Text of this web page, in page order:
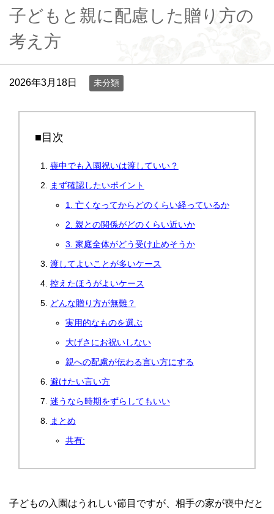
子どもと親に配慮した贈り方の
考え方
2026年3月18日 未分類
■目次
喪中でも入園祝いは渡していい？
まず確認したいポイント
1. 亡くなってからどのくらい経っているか
2. 親との関係がどのくらい近いか
3. 家庭全体がどう受け止めそうか
渡してよいことが多いケース
控えたほうがよいケース
どんな贈り方が無難？
実用的なものを選ぶ
大げさにお祝いしない
親への配慮が伝わる言い方にする
避けたい言い方
迷うなら時期をずらしてもいい
まとめ
共有:
子どもの入園はうれしい節目ですが、相手の家が喪中だと